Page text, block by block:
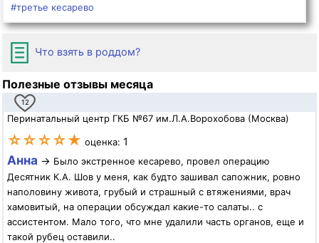
#третье кесарево
Что взять в роддом?
Полезные отзывы месяца
12
Перинатальный центр ГКБ №67 им.Л.А.Ворохобова (Москва)
☆☆☆☆★ оценка: 1
Анна → Было экстренное кесарево, провел операцию
Десятник К.А. Шов у меня, как будто зашивал сапожник, ровно
наполовину живота, грубый и страшный с втяжениями, врач
хамовитый, на операции обсуждал какие-то салаты.. с
ассистентом. Мало того, что мне удалили часть органов, еще и
такой рубец оставили..